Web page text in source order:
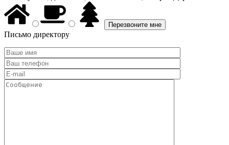
Письмо директору